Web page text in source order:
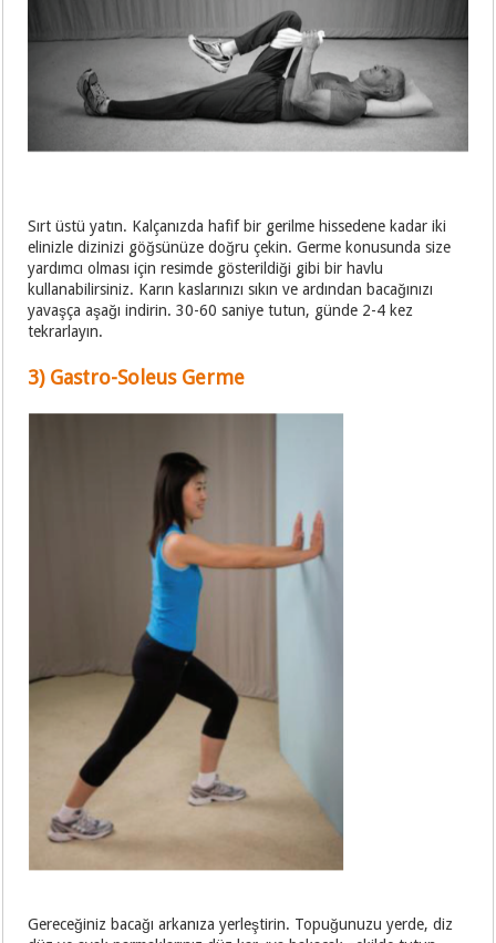
Sırt üstü yatın. Kalçanızda hafif bir gerilme hissedene kadar iki
elinizle dizinizi göğsünüze doğru çekin. Germe konusunda size
yardımcı olması için resimde gösterildiği gibi bir havlu
kullanabilirsiniz. Karın kaslarınızı sıkın ve ardından bacağınızı
yavaşça aşağı indirin. 30-60 saniye tutun, günde 2-4 kez
tekrarlayın.
3) Gastro-Soleus Germe
Gereceğiniz bacağı arkanıza yerleştirin. Topuğunuzu yerde, diz